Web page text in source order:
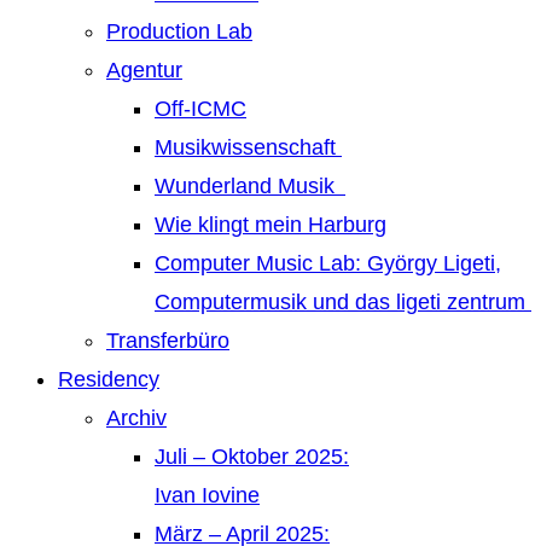
Production Lab
Agentur
Off-ICMC
Musikwissenschaft
Wunderland Musik
Wie klingt mein Harburg
Computer Music Lab: György Ligeti,
Computermusik und das ligeti zentrum
Transferbüro
Residency
Archiv
Juli – Oktober 2025:
Ivan Iovine
März – April 2025: